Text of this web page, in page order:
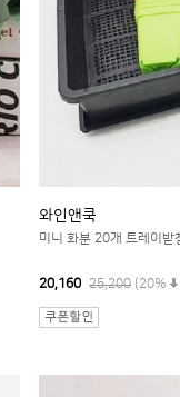
와인앤쿡
미니 화분 20개 트레이받
20,160 25,200 (20%